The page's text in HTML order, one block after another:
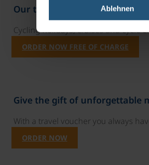
Ablehnen
Our travel catalogues
Cycling holidays, cruises and cycle
ORDER NOW FREE OF CHARGE
Give the gift of unforgettable
With a travel voucher you always
ORDER NOW